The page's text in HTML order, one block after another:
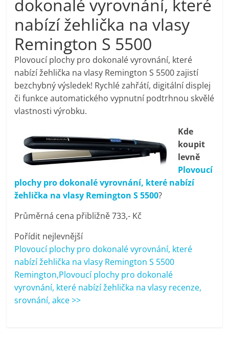
pračky,
televize,
notebooky,
mobilní
telefony,
kávovary,
bazény
Nejlepší
porovnání
Elektro
OK,
recenze,
pračky,
televize,
dokonalé vyrovnání, které
nabízí žehlička na vlasy
Remington S 5500
Plovoucí plochy pro dokonalé vyrovnání, které
nabízí žehlička na vlasy Remington S 5500 zajistí
bezchybný výsledek! Rychlé zahřátí, digitální displej
či funkce automatického vypnutní podtrhnou skvělé
vlastnosti výrobku.
Kde
koupit
levně
Plovoucí
plochy pro dokonalé vyrovnání, které nabízí
žehlička na vlasy Remington S 5500?
Průměrná cena přibližně 733,- Kč
Pořídit nejlevnější
Plovoucí plochy pro dokonalé vyrovnání, které
nabízí žehlička na vlasy Remington S 5500
Remington,Plovoucí plochy pro dokonalé
vyrovnání, které nabízí žehlička na vlasy recenze,
srovnání, akce >>